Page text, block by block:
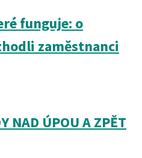
funguje: o
zaměstnanci
NAD ÚPOU A ZPĚT